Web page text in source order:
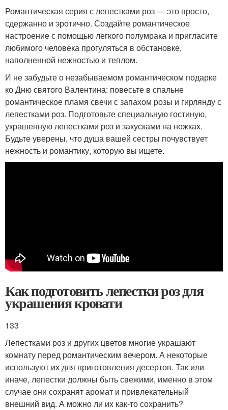
Романтическая серия с лепестками роз — это просто,
сдержанно и эротично. Создайте романтическое
настроение с помощью легкого полумрака и пригласите
любимого человека прогуляться в обстановке,
наполненной нежностью и теплом.
И не забудьте о незабываемом романтическом подарке
ко Дню святого Валентина: повесьте в спальне
романтическое пламя свечи с запахом розы и гирлянду с
лепестками роз. Подготовьте специальную гостиную,
украшенную лепестками роз и закусками на ножках.
Будьте уверены, что душа вашей сестры почувствует
нежность и романтику, которую вы ищете.
Как подготовить лепестки роз для
украшения кровати
133
Лепестками роз и других цветов многие украшают
комнату перед романтическим вечером. А некоторые
используют их для приготовления десертов. Так или
иначе, лепестки должны быть свежими, именно в этом
случае они сохранят аромат и привлекательный
внешний вид. А можно ли их как-то сохранить?